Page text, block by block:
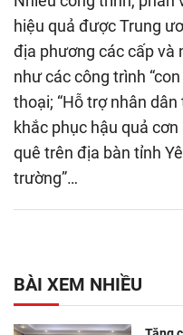
hiệu quả được Trung
địa phương các cấp và
như các công trình
thoại; “Hỗ trợ nhân
khắc phục hậu quả cơn
quê trên địa bàn tỉnh
trường”…
BÀI XEM NHIỀU